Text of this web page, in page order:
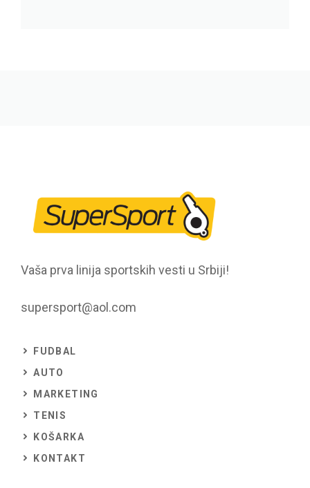
Vaša prva linija sportskih vesti u Srbiji!
supersport@aol.com
FUDBAL
AUTO
MARKETING
TENIS
KOŠARKA
KONTAKT